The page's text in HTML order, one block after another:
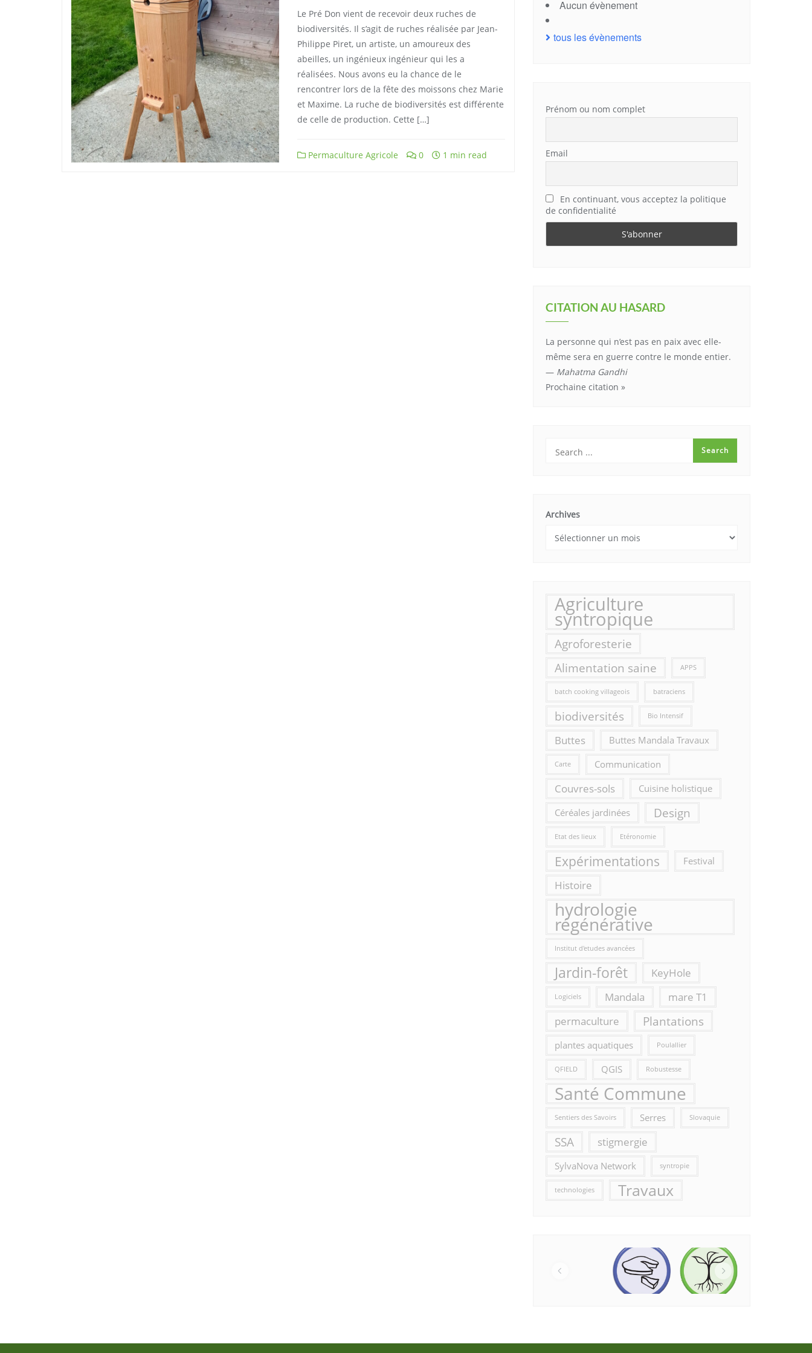
Le Pré Don vient de recevoir deux ruches de
biodiversités. Il s’agit de ruches réalisée par Jean-
Philippe Piret, un artiste, un amoureux des
abeilles, un ingénieux ingénieur qui les a
réalisées. Nous avons eu la chance de le
rencontrer lors de la fête des moissons chez Marie
et Maxime. La ruche de biodiversités est différente
de celle de production. Cette […]
Permaculture Agricole 0 1 min read
Aucun évènement
tous les évènements
Prénom ou nom complet
Email
En continuant, vous acceptez la politique
de confidentialité
CITATION AU HASARD
La personne qui n’est pas en paix avec elle-
même sera en guerre contre le monde entier.
— Mahatma Gandhi
Prochaine citation »
Archives
Agriculture
syntropique
Agroforesterie
Alimentation saine
APPS
batch cooking villageois batraciens
biodiversités Bio Intensif
Buttes Buttes Mandala Travaux
Carte Communication
Couvres-sols
Cuisine holistique
Céréales jardinées
Design
Etat des lieux Etéronomie
Expérimentations Festival
Histoire
hydrologie
régénérative
Institut d'etudes avancées
Jardin-forêt KeyHole
Logiciels Mandala
mare T1
permaculture
Plantations
plantes aquatiques Poulallier
QFIELD QGIS Robustesse
Santé Commune
Sentiers des Savoirs Serres Slovaquie
SSA stigmergie
SylvaNova Network syntropie
technologies Travaux